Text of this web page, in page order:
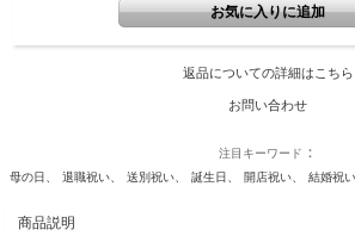
返品についての詳細はこちら
お問い合わせ
注目キーワード
母の日
退職祝い 送別祝い 誕生日 開店祝い 結婚祝い
商品説明